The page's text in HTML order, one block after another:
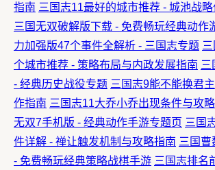
指南 三国志11最好的城市推荐 - 城池战
三国无双破解版下载 - 免费畅玩经典动作
力加强版47个事件全解析 - 三国志专题
个城市推荐 - 策略布局与内政发展指南 三
- 经典历史战役专题 三国志9能不能换君
作指南 三国志11大乔小乔出现条件与攻
无双7手机版 - 经典动作手游专题页 三国
件详解 - 禅让触发机制与攻略指南 三国曹
- 免费畅玩经典策略战棋手游 三国志排名